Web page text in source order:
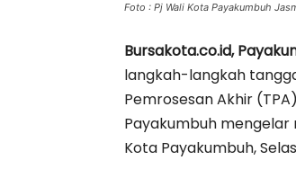
Foto : Pj Wali Kota Payakumbuh
Bursakota.co.id,
langkah-langkah
Pemrosesan Akhir
Payakumbuh mengelar
Kota Payakumbuh,